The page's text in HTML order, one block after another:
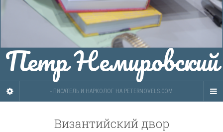
Петр Немировский
- ПИСАТЕЛЬ И НАРКОЛОГ НА PETERNOVELS.COM
Византийский двор